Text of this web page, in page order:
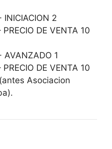
INICIACION 2
DE VENTA 10
AVANZADO 1
DE VENTA 10
Asociacion